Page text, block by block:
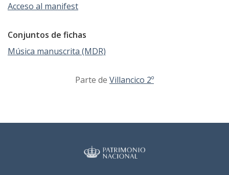
Acceso al manifest
Conjuntos de fichas
Música manuscrita (MDR)
Parte de Villancico 2º